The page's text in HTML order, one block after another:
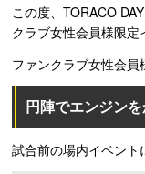
この度、TORACO
クラブ女性会員様限定
ファンクラブ女性会員
円陣でエンジンを
試合前の場内イベント